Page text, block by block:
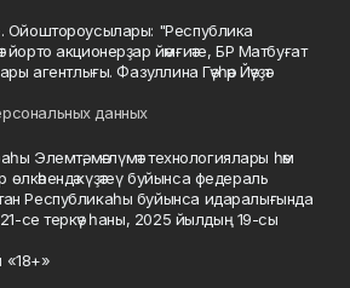
Ойоштороусылары: "Республика
йорто акционерҙар йәмғиәте, БР Матбуғат
агентлығы. Фазуллина Гәүһәр Йәүҙәт
данных
Элемтә, мәғлүмәт технологиялары һәм
күҙәтеү буйынса федераль
Республикаһы буйынса идаралығында
се теркәү һаны, 2025 йылдың 19-сы
«18+»